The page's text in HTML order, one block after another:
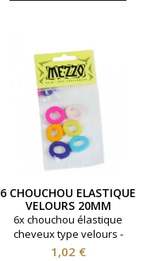
6 CHOUCHOU ELASTIQUE
VELOURS 20MM
MULTICOLORE
6x chouchou élastique
cheveux type velours -
Multicolore - Diamètre 20 mm.
Prix
1,02 €